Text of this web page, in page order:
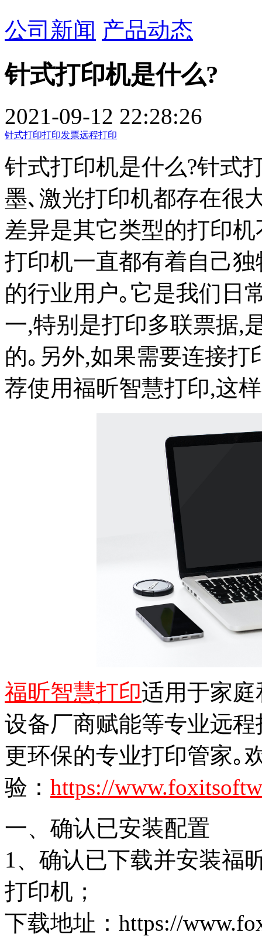
公司新闻 产品动态
针式打印机是什么?
2021-09-12 22:28:26
针式打印打印发票远程打印
针式打印机是什么?针式
墨､激光打印机都存在很
差异是其它类型的打印
打印机一直都有着自己
的行业用户｡它是我们日
一,特别是打印多联票据,
的｡另外,如果需要连接
荐使用福昕智慧打印,这
福昕智慧打印适用于家
设备厂商赋能等专业远
更环保的专业打印管家｡
验： https://
一、确认已安装配置
1、确认已下载并安装福
打印机；
下载地址：https://